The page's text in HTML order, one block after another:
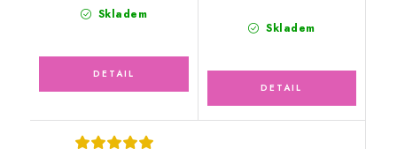
Skladem
Skladem